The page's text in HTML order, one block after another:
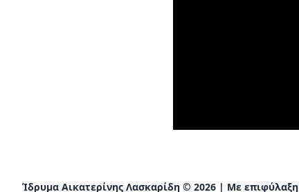
Ίδρυμα Αικατερίνης Λασκαρίδη © 2026 | Με επιφύλαξη